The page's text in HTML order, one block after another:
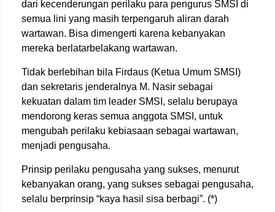
dari kecenderungan perilaku para pengurus SMSI di
semua lini yang masih terpengaruh aliran darah
wartawan. Bisa dimengerti karena kebanyakan
mereka berlatarbelakang wartawan.
Tidak berlebihan bila Firdaus (Ketua Umum SMSI)
dan sekretaris jenderalnya M. Nasir sebagai
kekuatan dalam tim leader SMSI, selalu berupaya
mendorong keras semua anggota SMSI, untuk
mengubah perilaku kebiasaan sebagai wartawan,
menjadi pengusaha.
Prinsip perilaku pengusaha yang sukses, menurut
kebanyakan orang, yang sukses sebagai pengusaha,
selalu berprinsip “kaya hasil sisa berbagi”. (*)